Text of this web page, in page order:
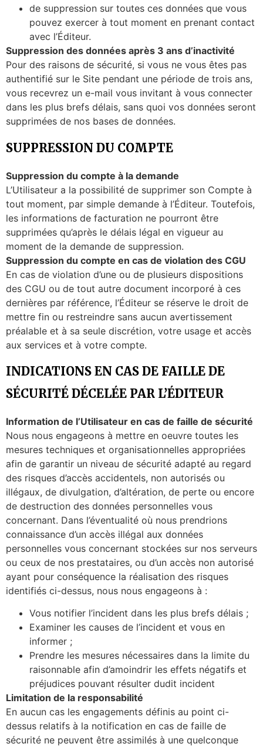
de suppression sur toutes ces données que vous
pouvez exercer à tout moment en prenant contact
avec l’Éditeur.
Suppression des données après 3 ans d’inactivité
Pour des raisons de sécurité, si vous ne vous êtes pas
authentifié sur le Site pendant une période de trois ans,
vous recevrez un e-mail vous invitant à vous connecter
dans les plus brefs délais, sans quoi vos données seront
supprimées de nos bases de données.
SUPPRESSION DU COMPTE
Suppression du compte à la demande
L’Utilisateur a la possibilité de supprimer son Compte à
tout moment, par simple demande à l’Éditeur. Toutefois,
les informations de facturation ne pourront être
supprimées qu’après le délais légal en vigueur au
moment de la demande de suppression.
Suppression du compte en cas de violation des CGU
En cas de violation d’une ou de plusieurs dispositions
des CGU ou de tout autre document incorporé à ces
dernières par référence, l’Éditeur se réserve le droit de
mettre fin ou restreindre sans aucun avertissement
préalable et à sa seule discrétion, votre usage et accès
aux services et à votre compte.
INDICATIONS EN CAS DE FAILLE DE
SÉCURITÉ DÉCELÉE PAR L’ÉDITEUR
Information de l’Utilisateur en cas de faille de sécurité
Nous nous engageons à mettre en oeuvre toutes les
mesures techniques et organisationnelles appropriées
afin de garantir un niveau de sécurité adapté au regard
des risques d’accès accidentels, non autorisés ou
illégaux, de divulgation, d’altération, de perte ou encore
de destruction des données personnelles vous
concernant. Dans l’éventualité où nous prendrions
connaissance d’un accès illégal aux données
personnelles vous concernant stockées sur nos serveurs
ou ceux de nos prestataires, ou d’un accès non autorisé
ayant pour conséquence la réalisation des risques
identifiés ci-dessus, nous nous engageons à :
Vous notifier l’incident dans les plus brefs délais ;
Examiner les causes de l’incident et vous en
informer ;
Prendre les mesures nécessaires dans la limite du
raisonnable afin d’amoindrir les effets négatifs et
préjudices pouvant résulter dudit incident
Limitation de la responsabilité
En aucun cas les engagements définis au point ci-
dessus relatifs à la notification en cas de faille de
sécurité ne peuvent être assimilés à une quelconque